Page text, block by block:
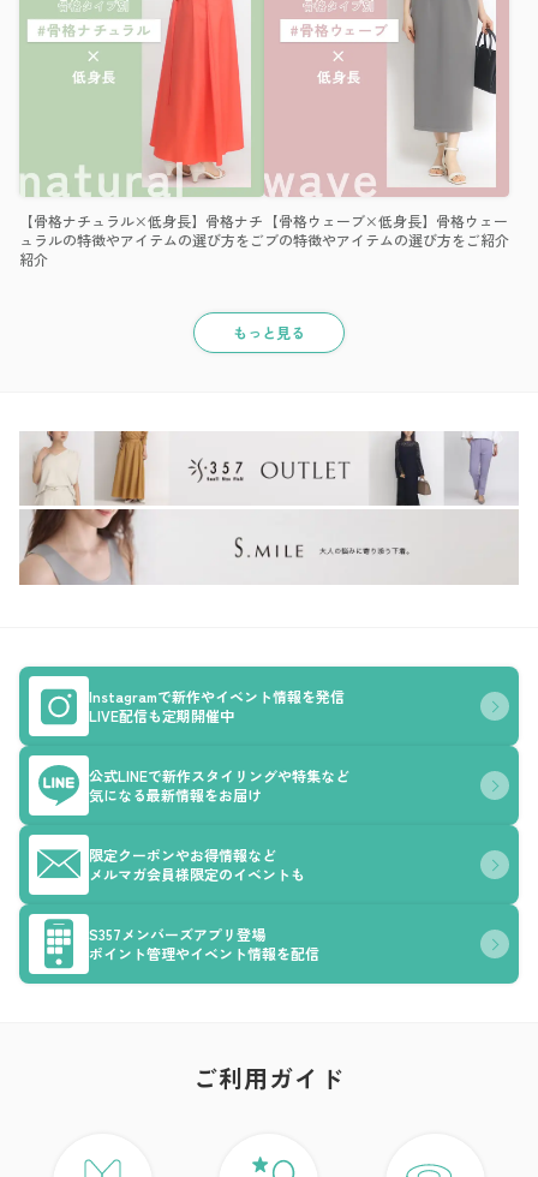
【骨格ナチュラル×低身長】骨格ナチ
ュラルの特徴やアイテムの選び方をご
紹介
【骨格ウェーブ×低身長】骨格ウェー
ブの特徴やアイテムの選び方をご紹介
もっと見る
Instagramで新作やイベント情報を発信
LIVE配信も定期開催中
公式LINEで新作スタイリングや特集など
気になる最新情報をお届け
限定クーポンやお得情報など
メルマガ会員様限定のイベントも
S357メンバーズアプリ登場
ポイント管理やイベント情報を配信
ご利用ガイド